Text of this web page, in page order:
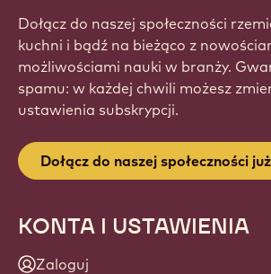
Dołącz do naszej społeczności
kuchni i bądź na bieżąco z
możliwościami nauki w branży.
spamu: w każdej chwili możesz
ustawienia subskrypcji.
Dołącz do naszej społeczności
KONTA I USTAWIENIA
Zaloguj